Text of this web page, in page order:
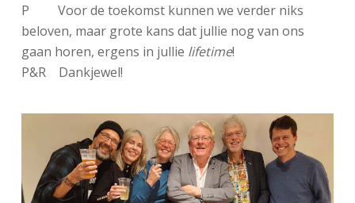
P Voor de toekomst kunnen we verder niks
beloven, maar grote kans dat jullie nog van ons
gaan horen, ergens in jullie lifetime!
P&R Dankjewel!